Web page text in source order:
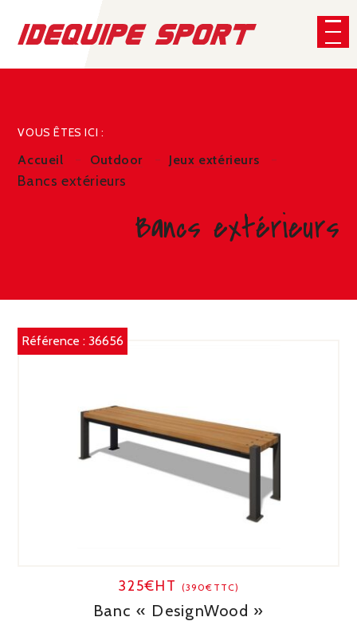
VOUS ÊTES ICI :
Accueil Outdoor Jeux extérieurs
Bancs extérieurs
Bancs extérieurs
Référence :36656
325€HT (390€TTC)
Banc « DesignWood »